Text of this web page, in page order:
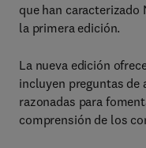
que han
la primera edición.
La nueva edición
incluyen preguntas de
razonadas para
comprensión de los